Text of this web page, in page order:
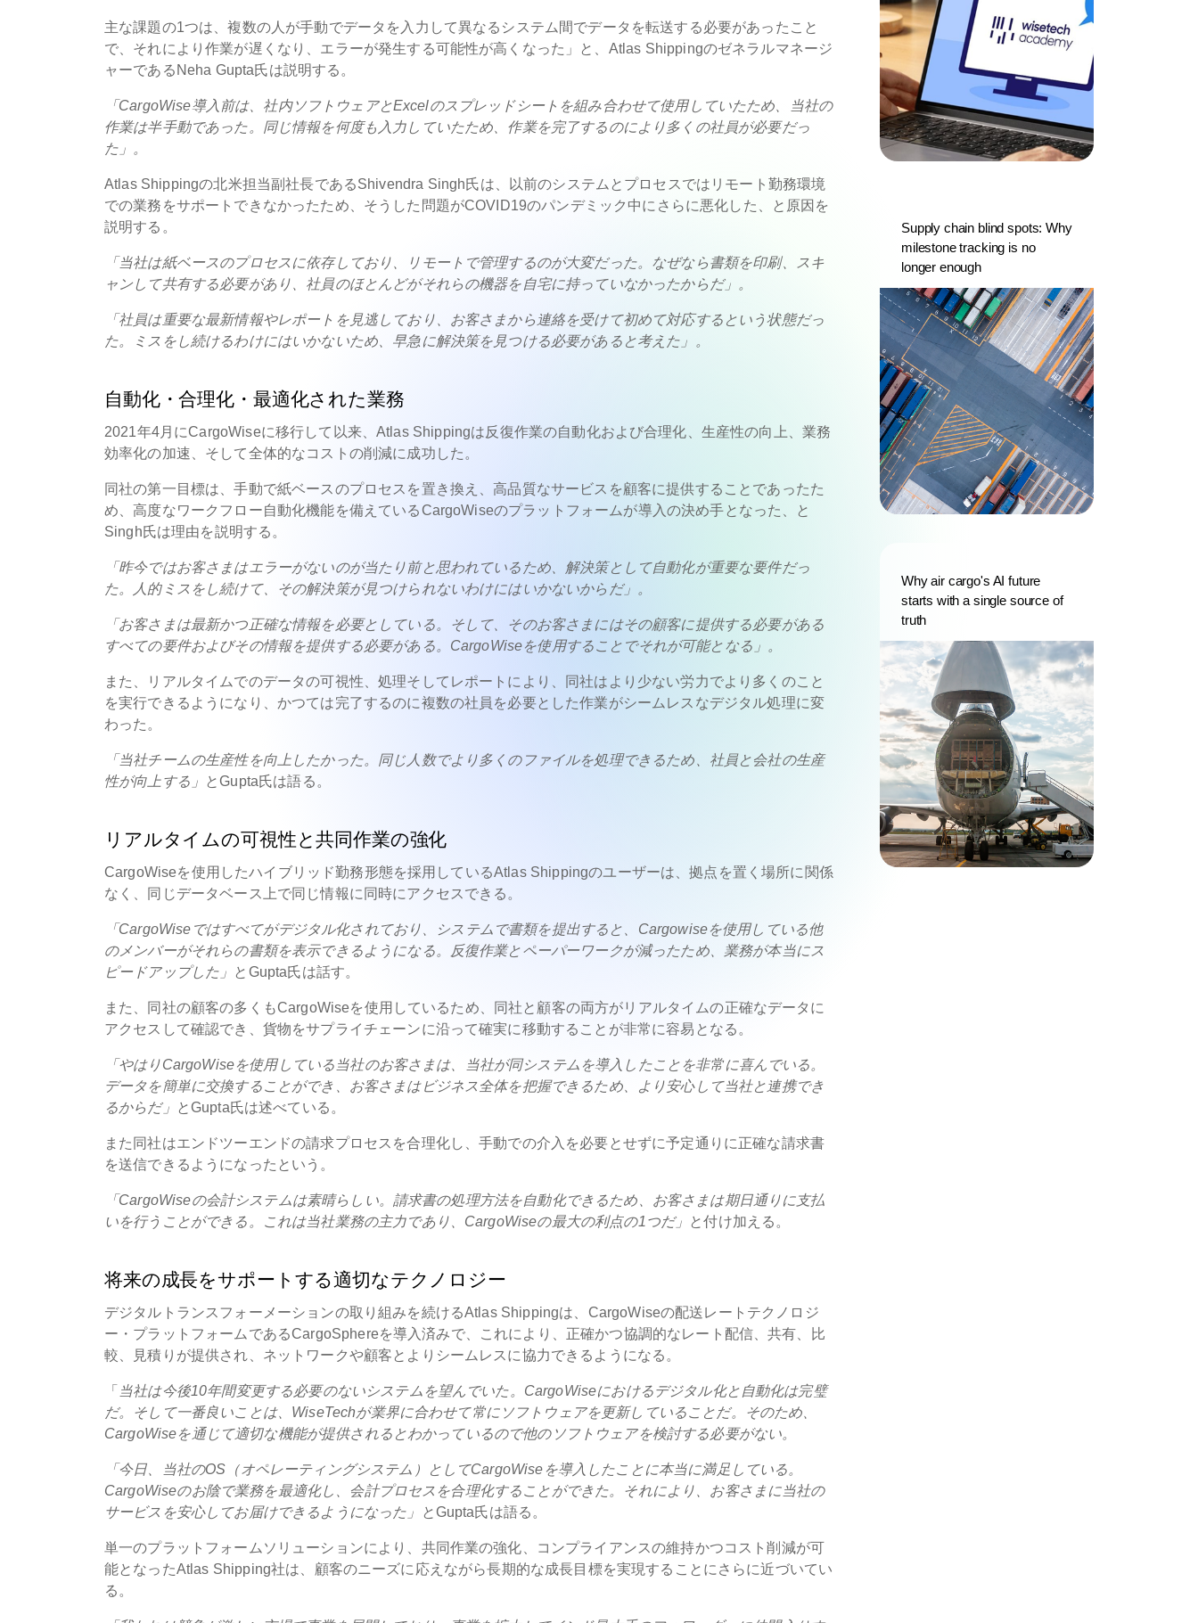
主な課題の1つは、複数の人が手動でデータを入力して異なるシステム間でデータを転送する必要があったこと
で、それにより作業が遅くなり、エラーが発生する可能性が高くなった」と、Atlas Shippingのゼネラルマネージ
ャーであるNeha Gupta氏は説明する。
「CargoWise導入前は、社内ソフトウェアとExcelのスプレッドシートを組み合わせて使用​​していたため、当社の
作業は半手動であった。同じ情報を何度も入力していたため、作業を完了するのにより多くの社員が必要だっ
た」。
Atlas Shippingの北米担当副社長であるShivendra Singh氏は、以前のシステムとプロセスではリモート勤務環境
での業務をサポートできなかったため、そうした問題がCOVID19のパンデミック中にさらに悪化した、と原因を
説明する。
「当社は紙ベースのプロセスに依存しており、リモートで管理するのが大変だった。なぜなら書類を印刷、スキ
ャンして共有する必要があり、社員のほとんどがそれらの機器を自宅に持っていなかったからだ」。
「社員は重要な最新情報やレポートを見逃しており、お客さまから連絡を受けて初めて対応するという状態だっ
た。ミスをし続けるわけにはいかないため、早急に解決策を見つける必要があると考えた」。
自動化・合理化・最適化された業務
2021年4月にCargoWiseに移行して以来、Atlas Shippingは反復作業の自動化および合理化、生産性の向上、業務
効率化の加速、そして全体的なコストの削減に成功した。
同社の第一目標は、手動で紙ベースのプロセスを置き換え、高品質なサービスを顧客に提供することであったた
め、高度なワークフロー自動化機能を備えているCargoWiseのプラットフォームが導入の決め手となった、と
Singh氏は理由を説明する。
「昨今ではお客さまはエラーがないのが当たり前と思われているため、解決策として自動化が重要な要件だっ
た。人的ミスをし続けて、その解決策が見つけられないわけにはいかないからだ」。
「お客さまは最新かつ正確な情報を必要としている。そして、そのお客さまにはその顧客に提供する必要がある
すべての要件およびその情報を提供する必要がある。CargoWiseを使用することでそれが可能となる」。
また、リアルタイムでのデータの可視性、処理そしてレポートにより、同社はより少ない労力でより多くのこと
を実行できるようになり、かつては完了するのに複数の社員を必要とした作業がシームレスなデジタル処理に変
わった。
「当社チームの生産性を向上したかった。同じ人数でより多くのファイルを処理できるため、社員と会社の生産
性が向上する」
とGupta氏は語る。
リアルタイムの可視性と共同作業の強化
CargoWiseを使用したハイブリッド勤務形態を採用しているAtlas Shippingのユーザーは、拠点を置く場所に関係
なく、同じデータベース上で同じ情報に同時にアクセスできる。
「CargoWiseではすべてがデジタル化されており、システムで書類を提出すると、Cargowiseを使用している他
のメンバーがそれらの書類を表示できるようになる。反復作業とペーパーワークが減ったため、業務が本当にス
ピードアップした」
とGupta氏は話す。
また、同社の顧客の多くもCargoWiseを使用しているため、同社と顧客の両方がリアルタイムの正確なデータに
アクセスして確認でき、貨物をサプライチェーンに沿って確実に移動することが非常に容易となる。
「やはりCargoWiseを使用している当社のお客さまは、当社が同システムを導入したことを非常に喜んでいる。
データを簡単に交換することができ、お客さまはビジネス全体を把握できるため、より安心して当社と連携でき
るからだ」
とGupta氏は述べている。
また同社はエンドツーエンドの請求プロセスを合理化し、手動での介入を必要とせずに予定通りに正確な請求書
を送信できるようになったという。
「CargoWiseの会計システムは素晴らしい。請求書の処理方法を自動化できるため、お客さまは期日通りに支払
いを行うことができる。これは当社業務の主力であり、CargoWiseの最大の利点の1つだ」
と付け加える。
将来の成長をサポートする適切なテクノロジー
デジタルトランスフォーメーションの取り組みを続けるAtlas Shippingは、CargoWiseの配送レートテクノロジ
ー・プラットフォームであるCargoSphereを導入済みで、これにより、正確かつ協調的なレート配信、共有、比
較、見積りが提供され、ネットワークや顧客とよりシームレスに協力できるようになる。
「 当社は今後10年間変更する必要のないシステムを望んでいた。CargoWiseにおけるデジタル化と自動化は完璧
だ。そして一番良いことは、WiseTechが業界に合わせて常にソフトウェアを更新していることだ。そのため、
CargoWiseを通じて適切な機能が提供されるとわかっているので他のソフトウェアを検討する必要がない。
「今日、当社のOS（オペレーティングシステム）としてCargoWiseを導入したことに本当に満足している。
CargoWiseのお陰で業務を最適化し、会計プロセスを合理化することができた。それにより、お客さまに当社の
サービスを安心してお届けできるようになった」
とGupta氏は語る。
単一のプラットフォームソリューションにより、共同作業の強化、コンプライアンスの維持かつコスト削減が可
能となったAtlas Shipping社は、顧客のニーズに応えながら長期的な成長目標を実現することにさらに近づいてい
る。
Supply chain blind spots: Why
milestone tracking is no
longer enough
Why air cargo's AI future
starts with a single source of
truth